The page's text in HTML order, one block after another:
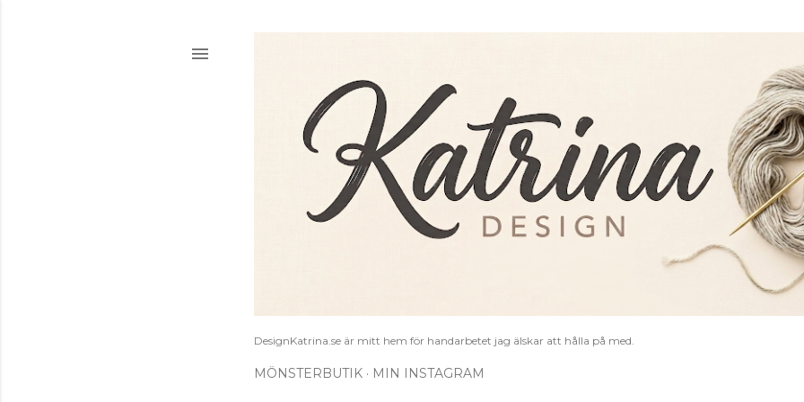
DesignKatrina.se är mitt hem för handarbetet jag älskar att hålla på med.
MÖNSTERBUTIK MIN INSTAGRAM